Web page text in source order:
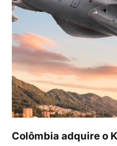
Colômbia adquire o